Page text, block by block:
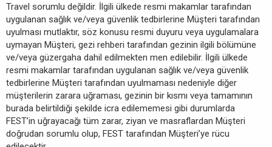
Travel sorumlu değildir. İlgili ülkede resmi makamlar tarafından
uygulanan sağlık ve/veya güvenlik tedbirlerine Müşteri tarafından
uyulması mutlaktır, söz konusu resmi duyuru veya uygulamalara
uymayan Müşteri, gezi rehberi tarafından gezinin ilgili bölümüne
ve/veya güzergaha dahil edilmekten men edilebilir. İlgili ülkede
resmi makamlar tarafından uygulanan sağlık ve/veya güvenlik
tedbirlerine Müşteri tarafından uyulmaması nedeniyle diğer
müşterilerin zarara uğraması, gezinin bir kısmı veya tamamının
burada belirtildiği şekilde icra edilememesi gibi durumlarda
FEST’in uğrayacağı tüm zarar, ziyan ve masraflardan Müşteri
doğrudan sorumlu olup, FEST tarafından Müşteri’ye rücu